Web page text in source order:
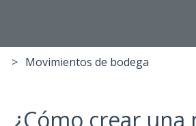
Movimientos de bodega
¿Cómo crear una